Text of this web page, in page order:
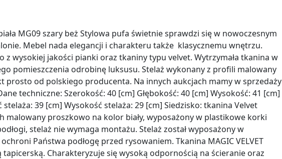
MG09 szary beż Stylowa pufa świetnie sprawdzi się w nowoczesnym
Mebel nada elegancji i charakteru także klasycznemu wnętrzu.
z wysokiej jakości pianki oraz tkaniny typu velvet. Wytrzymała tkanina w
pomieszczenia odrobinę luksusu. Stelaż wykonany z profili malowany
prosto od polskiego producenta. Na innych aukcjach mamy w sprzedaży
techniczne: Szerokość: 40 [cm] Głębokość: 40 [cm] Wysokość: 41 [cm]
stelaża: 39 [cm] Wysokość stelaża: 29 [cm] Siedzisko: tkanina Velvet
malowany proszkowo na kolor biały, wyposażony w plastikowe korki
stelaż nie wymaga montażu. Stelaż został wyposażony w
Państwa podłogę przed rysowaniem. Tkanina MAGIC VELVET
Charakteryzuje się wysoką odpornością na ścieranie oraz